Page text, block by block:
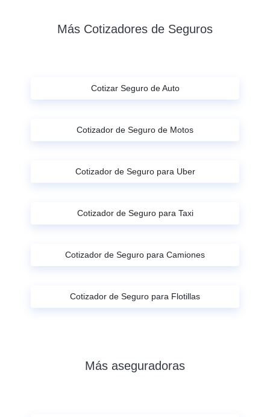
Más Cotizadores de Seguros
Cotizar Seguro de Auto
Cotizador de Seguro de Motos
Cotizador de Seguro para Uber
Cotizador de Seguro para Taxi
Cotizador de Seguro para Camiones
Cotizador de Seguro para Flotillas
Más aseguradoras